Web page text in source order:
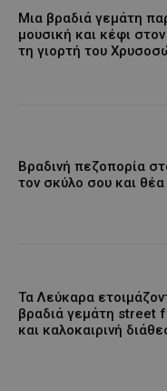
Μια βραδιά γεμάτη
μουσική και κέφι
τη γιορτή του
Βραδινή πεζοπορία
τον σκύλο σου και
Τα Λεύκαρα
βραδιά γεμάτη street
και καλοκαιρινή